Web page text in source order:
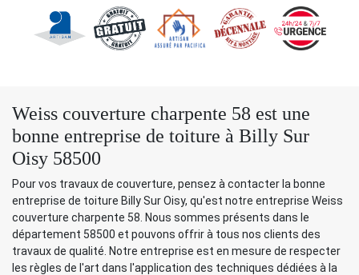
Weiss couverture charpente 58 est une
bonne entreprise de toiture à Billy Sur
Oisy 58500
Pour vos travaux de couverture, pensez à contacter la bonne
entreprise de toiture Billy Sur Oisy, qu'est notre entreprise Weiss
couverture charpente 58. Nous sommes présents dans le
département 58500 et pouvons offrir à tous nos clients des
travaux de qualité. Notre entreprise est en mesure de respecter
les règles de l'art dans l'application des techniques dédiées à la